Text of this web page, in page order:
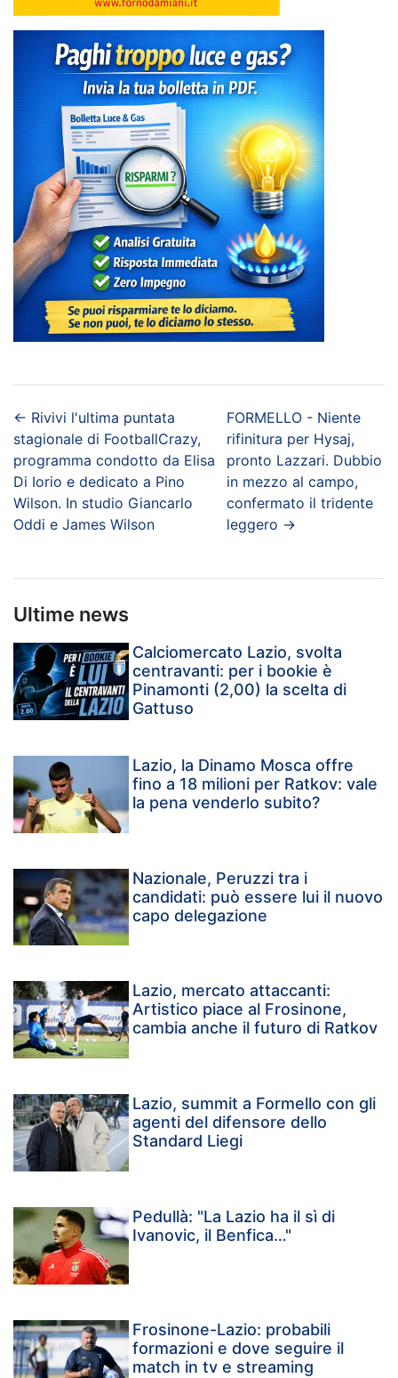
← Rivivi l'ultima puntata
stagionale di FootballCrazy,
programma condotto da Elisa
Di Iorio e dedicato a Pino
Wilson. In studio Giancarlo
Oddi e James Wilson
FORMELLO - Niente
rifinitura per Hysaj,
pronto Lazzari. Dubbio
in mezzo al campo,
confermato il tridente
leggero →
Ultime news
Calciomercato Lazio, svolta
centravanti: per i bookie è
Pinamonti (2,00) la scelta di
Gattuso
Lazio, la Dinamo Mosca offre
fino a 18 milioni per Ratkov: vale
la pena venderlo subito?
Nazionale, Peruzzi tra i
candidati: può essere lui il nuovo
capo delegazione
Lazio, mercato attaccanti:
Artistico piace al Frosinone,
cambia anche il futuro di Ratkov
Lazio, summit a Formello con gli
agenti del difensore dello
Standard Liegi
Pedullà: "La Lazio ha il sì di
Ivanovic, il Benfica…"
Frosinone-Lazio: probabili
formazioni e dove seguire il
match in tv e streaming